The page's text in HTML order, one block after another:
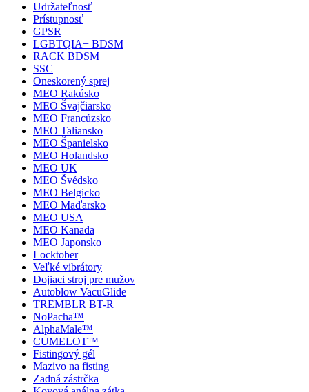
Udržateľnosť
Prístupnosť
GPSR
LGBTQIA+ BDSM
RACK BDSM
SSC
Oneskorený sprej
MEO Rakúsko
MEO Švajčiarsko
MEO Francúzsko
MEO Taliansko
MEO Španielsko
MEO Holandsko
MEO UK
MEO Švédsko
MEO Belgicko
MEO Maďarsko
MEO USA
MEO Kanada
MEO Japonsko
Locktober
Veľké vibrátory
Dojiaci stroj pre mužov
Autoblow VacuGlide
TREMBLR BT-R
NoPacha™
AlphaMale™
CUMELOT™
Fistingový gél
Mazivo na fisting
Zadná zástrčka